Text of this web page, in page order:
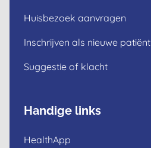
Huisbezoek aanvragen
Inschrijven als nieuwe patiënt
Suggestie of klacht
Handige links
HealthApp